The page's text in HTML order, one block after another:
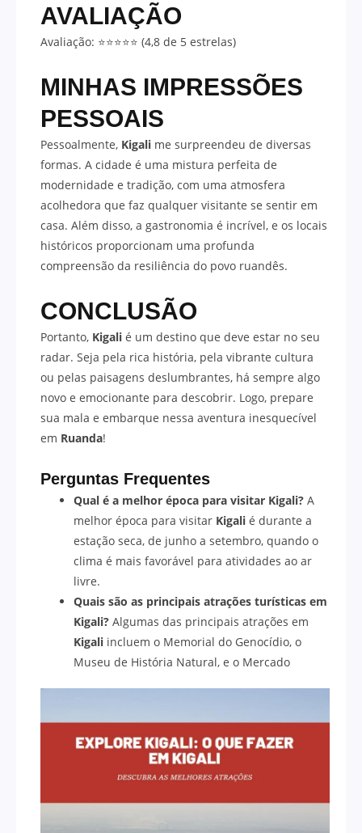
AVALIAÇÃO
Avaliação: ⭐⭐⭐⭐⭐ (4,8 de 5 estrelas)
MINHAS IMPRESSÕES
PESSOAIS
Pessoalmente, Kigali me surpreendeu de diversas
formas. A cidade é uma mistura perfeita de
modernidade e tradição, com uma atmosfera
acolhedora que faz qualquer visitante se sentir em
casa. Além disso, a gastronomia é incrível, e os locais
históricos proporcionam uma profunda
compreensão da resiliência do povo ruandês.
CONCLUSÃO
Portanto, Kigali é um destino que deve estar no seu
radar. Seja pela rica história, pela vibrante cultura
ou pelas paisagens deslumbrantes, há sempre algo
novo e emocionante para descobrir. Logo, prepare
sua mala e embarque nessa aventura inesquecível
em Ruanda!
Perguntas Frequentes
Qual é a melhor época para visitar Kigali? A
melhor época para visitar Kigali é durante a
estação seca, de junho a setembro, quando o
clima é mais favorável para atividades ao ar
livre.
Quais são as principais atrações turísticas em
Kigali? Algumas das principais atrações em
Kigali incluem o Memorial do Genocídio, o
Museu de História Natural, e o Mercado